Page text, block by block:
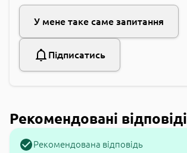
У мене таке саме запитання
Підписатись
Рекомендовані відповіді
Рекомендована відповідь